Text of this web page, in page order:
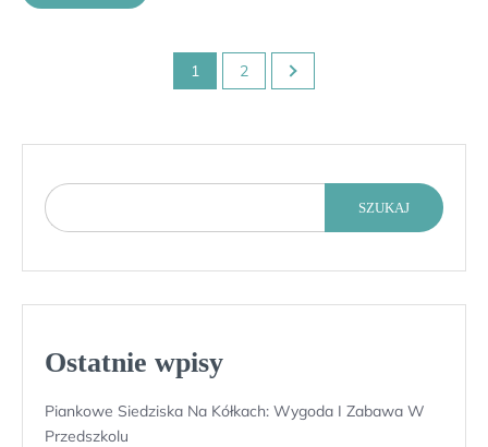
Stronicowanie
1 2
SZUKAJ
Ostatnie wpisy
Piankowe Siedziska Na Kółkach: Wygoda I Zabawa W
Przedszkolu